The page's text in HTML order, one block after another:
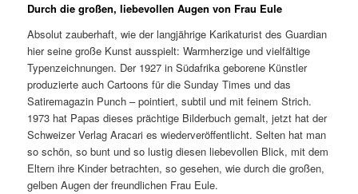
Durch die großen, liebevollen Augen von Frau Eule
Absolut zauberhaft, wie der langjährige Karikaturist des Guardian
hier seine große Kunst ausspielt: Warmherzige und vielfältige
Typenzeichnungen. Der 1927 in Südafrika geborene Künstler
produzierte auch Cartoons für die Sunday Times und das
Satiremagazin Punch – pointiert, subtil und mit feinem Strich.
1973 hat Papas dieses prächtige Bilderbuch gemalt, jetzt hat der
Schweizer Verlag Aracari es wiederveröffentlicht. Selten hat man
so schön, so bunt und so lustig diesen liebevollen Blick, mit dem
Eltern ihre Kinder betrachten, so gesehen, wie durch die großen,
gelben Augen der freundlichen Frau Eule.